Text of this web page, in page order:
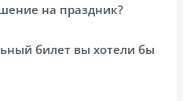
на праздник?
билет вы хотели бы